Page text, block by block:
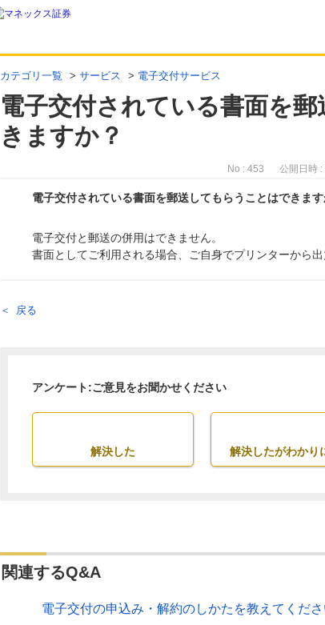
カテゴリ一覧 > サービス > 電子交付サービス
電子交付されている書面を
きますか？
No : 453 公開日時
電子交付されている書面を郵送してもらうことはできます
回答
電子交付と郵送の併用はできません。
書面としてご利用される場合、ご自身でプリンターから出
戻る
アンケート:ご意見をお聞かせください
解決した 解決したがわかり
関連するQ&A
電子交付の申込み・解約のしかたを教えてくださ